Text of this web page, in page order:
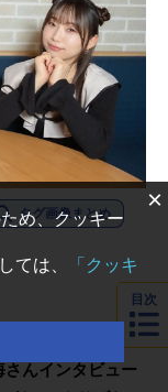
タグ画像まとめ
んインタビュー
目次
×
め、クッキー
ては、
「クッキ